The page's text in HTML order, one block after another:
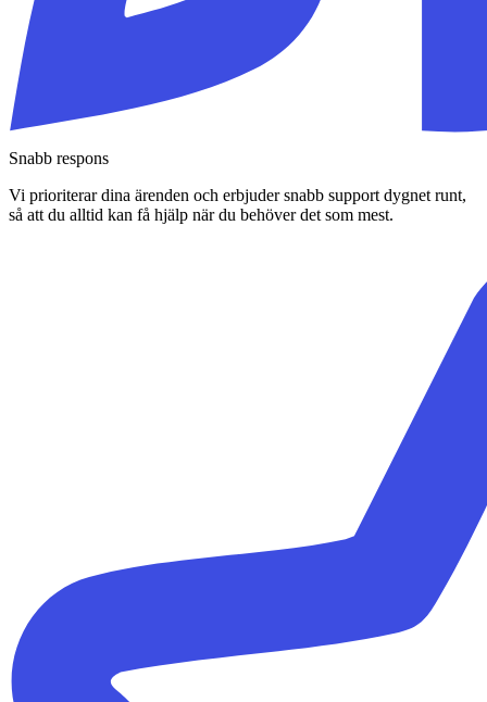
Snabb respons
Vi prioriterar dina ärenden och erbjuder snabb support dygnet runt,
så att du alltid kan få hjälp när du behöver det som mest.